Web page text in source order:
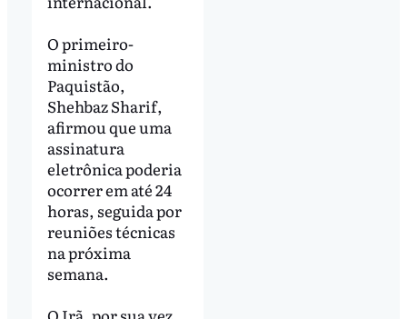
O primeiro-
ministro do
Paquistão,
Shehbaz Sharif,
afirmou que uma
assinatura
eletrônica poderia
ocorrer em até 24
horas, seguida por
reuniões técnicas
na próxima
semana.